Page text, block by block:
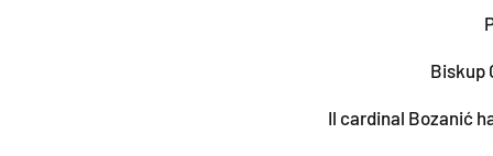
Biskup
Il cardinal Bozanić